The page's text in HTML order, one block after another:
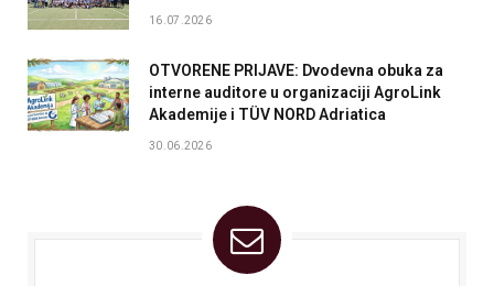
16.07.2026
OTVORENE PRIJAVE: Dvodevna obuka za
interne auditore u organizaciji AgroLink
Akademije i TÜV NORD Adriatica
30.06.2026